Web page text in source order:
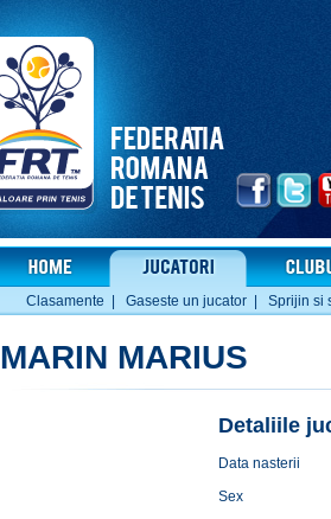
Clasamente Gaseste un jucator Sprijin si
MARIN MARIUS
Detaliile
Data nasterii
Sex